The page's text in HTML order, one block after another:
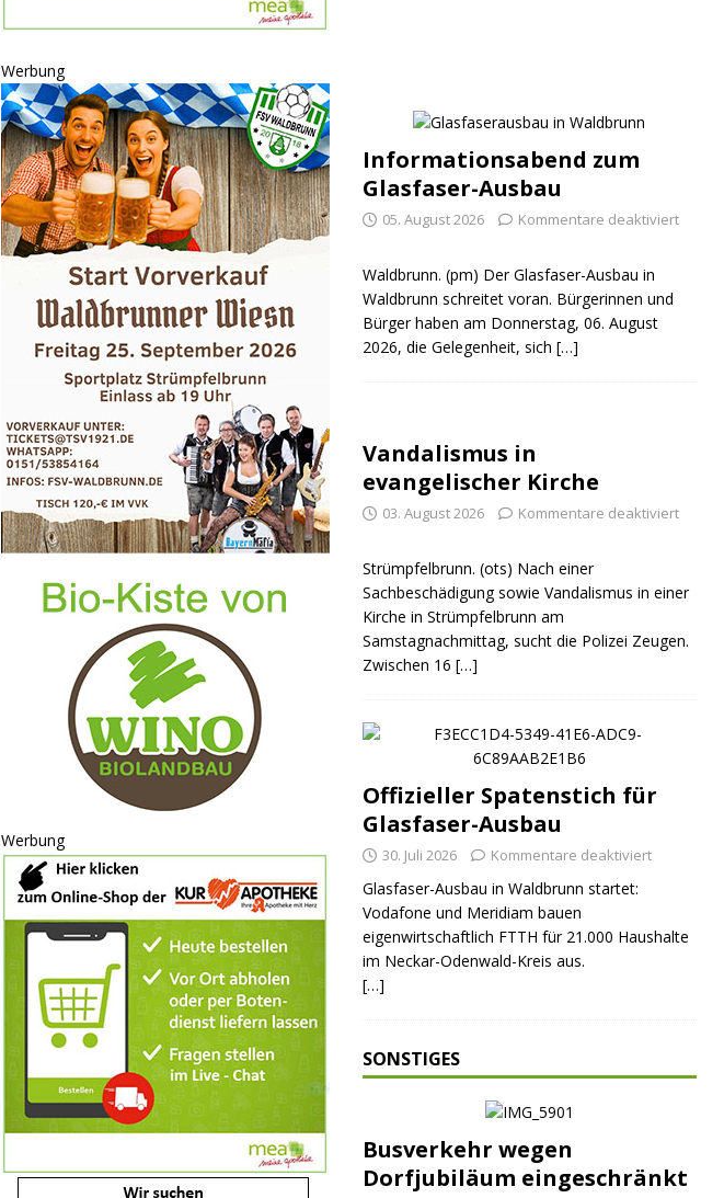
Werbung
Werbung
Informationsabend zum
Glasfaser-Ausbau
05. August 2026 Kommentare deaktiviert
Waldbrunn. (pm) Der Glasfaser-Ausbau in
Waldbrunn schreitet voran. Bürgerinnen und
Bürger haben am Donnerstag, 06. August
2026, die Gelegenheit, sich […]
Vandalismus in
evangelischer Kirche
03. August 2026 Kommentare deaktiviert
Strümpfelbrunn. (ots) Nach einer
Sachbeschädigung sowie Vandalismus in einer
Kirche in Strümpfelbrunn am
Samstagnachmittag, sucht die Polizei Zeugen.
Zwischen 16 […]
Offizieller Spatenstich für
Glasfaser-Ausbau
30. Juli 2026 Kommentare deaktiviert
Glasfaser-Ausbau in Waldbrunn startet:
Vodafone und Meridiam bauen
eigenwirtschaftlich FTTH für 21.000 Haushalte
im Neckar-Odenwald-Kreis aus.
[…]
SONSTIGES
Busverkehr wegen
Dorfjubiläum eingeschränkt